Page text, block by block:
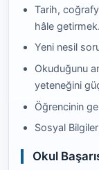
Tarih,
hâle getirmek.
Yeni nesil
Okuduğunu
yeteneğini
Öğrencinin
Sosyal
Okul